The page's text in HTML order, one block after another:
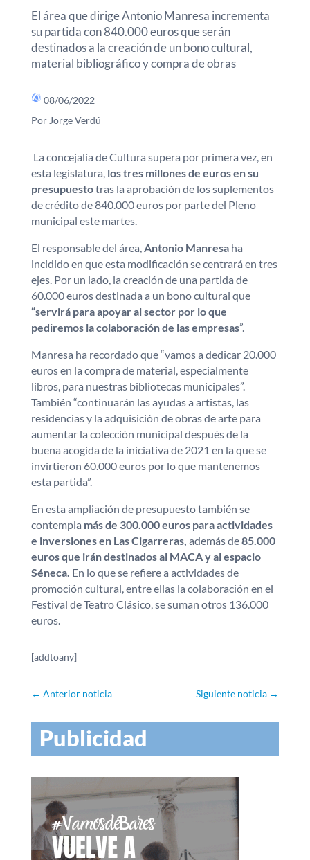
El área que dirige Antonio Manresa incrementa
su partida con 840.000 euros que serán
destinados a la creación de un bono cultural,
material bibliográfico y compra de obras
08/06/2022
Por Jorge Verdú
La concejalía de Cultura supera por primera vez, en
esta legislatura,los tres millones de euros en su
presupuestotras la aprobación de los suplementos
de crédito de 840.000 euros por parte del Pleno
municipal este martes.
El responsable del área,Antonio Manresaha
incidido en que esta modificación se centrará en tres
ejes. Por un lado, la creación de una partida de
60.000 euros destinada a un bono cultural que
“servirá para apoyar al sector por lo que
pediremos la colaboración de las empresas”.
Manresa ha recordado que “vamos a dedicar 20.000
euros en la compra de material, especialmente
libros, para nuestras bibliotecas municipales”.
También “continuarán las ayudas a artistas, las
residencias y la adquisición de obras de arte para
aumentar la colección municipal después de la
buena acogida de la iniciativa de 2021 en la que se
invirtieron 60.000 euros por lo que mantenemos
esta partida”.
En esta ampliación de presupuesto también se
contempla más de 300.000 euros para actividades
e inversiones en Las Cigarreras, además de85.000
euros que irán destinados al MACA y al espacio
Séneca. En lo que se refiere a actividades de
promoción cultural, entre ellas la colaboración en el
Festival de Teatro Clásico, se suman otros 136.000
euros.
[addtoany]
← Anterior noticia Siguiente noticia →
Publicidad